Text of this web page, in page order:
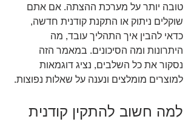
טובה יותר על מערכת ההצתה. אם אתם
שוקלים ניתוק או התקנת קודנית חדשה,
כדאי להבין איך התהליך עובד, מה
היתרונות ומה הסיכונים. במאמר הזה
נסקור את כל השלבים, נציג דוגמאות
למוצרים מומלצים ונענה על שאלות נפוצות.
למה חשוב להתקין קודנית